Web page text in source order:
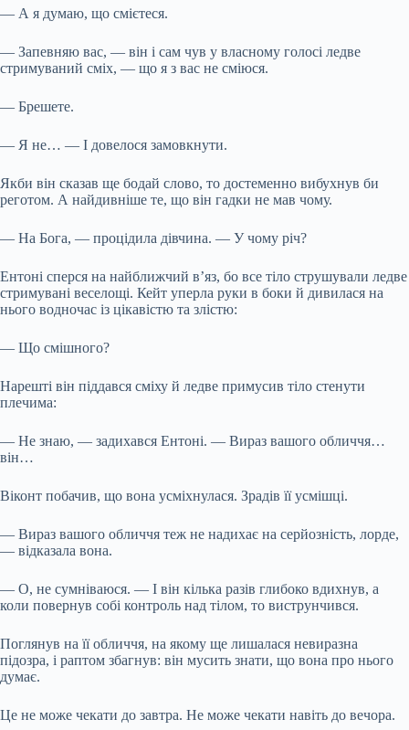
— А я думаю, що смієтеся.
— Запевняю вас, — він і сам чув у власному голосі ледве
стримуваний сміх, — що я з вас не сміюся.
— Брешете.
— Я не… — І довелося замовкнути.
Якби він сказав ще бодай слово, то достеменно вибухнув би
реготом. А найдивніше те, що він гадки не мав чому.
— На Бога, — процідила дівчина. — У чому річ?
Ентоні сперся на найближчий в’яз, бо все тіло струшували ледве
стримувані веселощі. Кейт уперла руки в боки й дивилася на
нього водночас із цікавістю та злістю:
— Що смішного?
Нарешті він піддався сміху й ледве примусив тіло стенути
плечима:
— Не знаю, — задихався Ентоні. — Вираз вашого обличчя…
він…
Віконт побачив, що вона усміхнулася. Зрадів її усмішці.
— Вираз вашого обличчя теж не надихає на серйозність, лорде,
— відказала вона.
— О, не сумніваюся. — І він кілька разів глибоко вдихнув, а
коли повернув собі контроль над тілом, то виструнчився.
Поглянув на її обличчя, на якому ще лишалася невиразна
підозра, і раптом збагнув: він мусить знати, що вона про нього
думає.
Це не може чекати до завтра. Не може чекати навіть до вечора.